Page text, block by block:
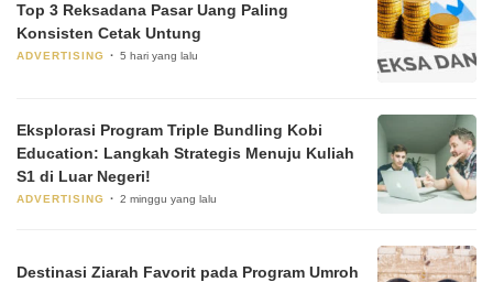
Top 3 Reksadana Pasar Uang Paling
Konsisten Cetak Untung
ADVERTISING 5 hari yang lalu
Eksplorasi Program Triple Bundling Kobi
Education: Langkah Strategis Menuju Kuliah
S1 di Luar Negeri!
ADVERTISING 2 minggu yang lalu
Destinasi Ziarah Favorit pada Program Umroh